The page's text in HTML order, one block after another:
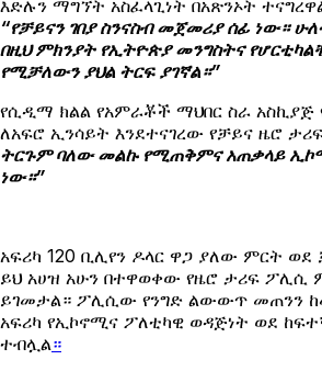
እድሉን ማግኘት አስፈላጊነት በአጽንኦት
“የቻይናን ገበያ ስንናስብ መጀመሪያ ሰፊ ነው።
በዚህ ምክንያት የኢትዮጵያ መንግስትና
የሚቻለውን ያህል ትርፍ ያገኛል።”
የሲዲማ ክልል የአምራቾች ማህበር ስራ አስኪያጅ
ለአፍሮ ኢንሳይት እንደተናገረው የቻይና ዜሮ
ትርጉም ባለው መልኩ የሚጠቅምና አጠቃላይ
ነው።”
አፍሪካ 120 ቢሊየን ዶላር ዋጋ ያለው ምርት ወደ
ይህ አሀዝ አሁን በተዋወቀው የዜሮ ታሪፍ ፖሊሲ
ይገመታል። ፖሊሲው የንግድ ልውውጥ መጠንን
አፍሪካ የኢኮኖሚና ፖለቲካዊ ወዳጅነት ወደ
ተብሏል።